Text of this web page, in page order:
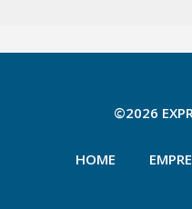
©2026
HOME